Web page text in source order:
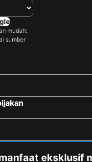
mudah:
sumber
eksklusif